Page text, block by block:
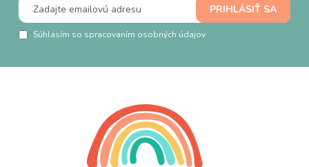
Súhlasím so spracovaním osobných údajov